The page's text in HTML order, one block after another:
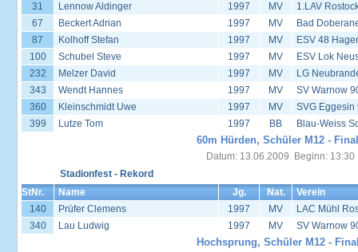
31
Lennow Aldinger 1997 MV
1.LAV
67
Beckert Adrian 1997 MV
Bad
87
Kolhoff Stefan 1997 MV
ESV 48
100
Schubel Steve 1997 MV
ESV Lok
232
Melzer David 1997 MV
LG
343
Wendt Hannes 1997 MV
SV Warnow
360
Kleinschmidt Uwe 1997 MV
SVG Eggesin
399
Lutze Tom 1997 BB Blau-Weiss
60m Hürden, Schüler M12 -
Datum: 13.06.2009 Beginn: 13:30
Stadionfest - Rekord
StNr.
Name Jg. Nat.
Verein
140
Prüfer Clemens 1997 MV
LAC Mühl
340
Lau Ludwig 1997 MV SV Warnow
Hochsprung, Schüler M12 -